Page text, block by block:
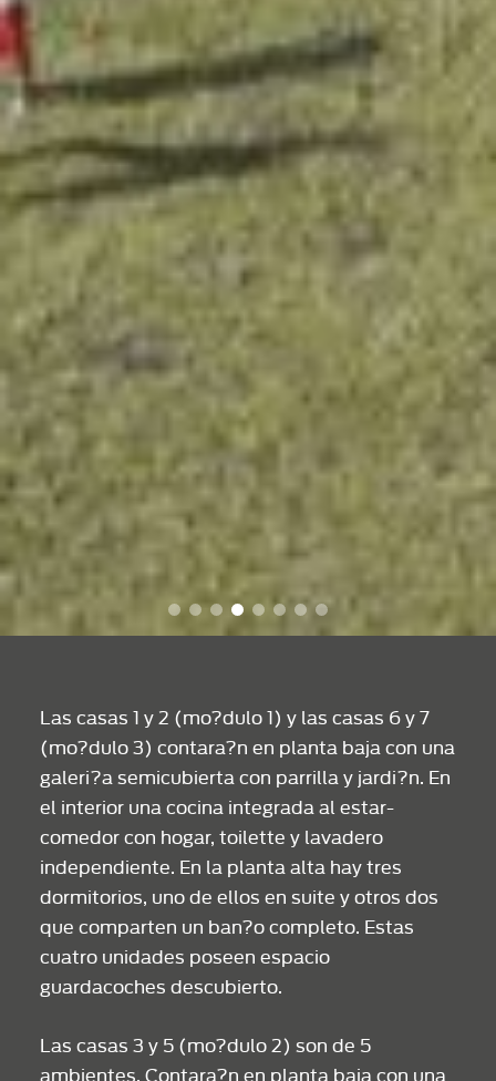
Las casas 1 y 2 (mo?dulo 1) y las casas 6 y 7
(mo?dulo 3) contara?n en planta baja con una
galeri?a semicubierta con parrilla y jardi?n. En
el interior una cocina integrada al estar-
comedor con hogar, toilette y lavadero
independiente. En la planta alta hay tres
dormitorios, uno de ellos en suite y otros dos
que comparten un ban?o completo. Estas
cuatro unidades poseen espacio
guardacoches descubierto.
Las casas 3 y 5 (mo?dulo 2) son de 5
ambientes. Contara?n en planta baja con una